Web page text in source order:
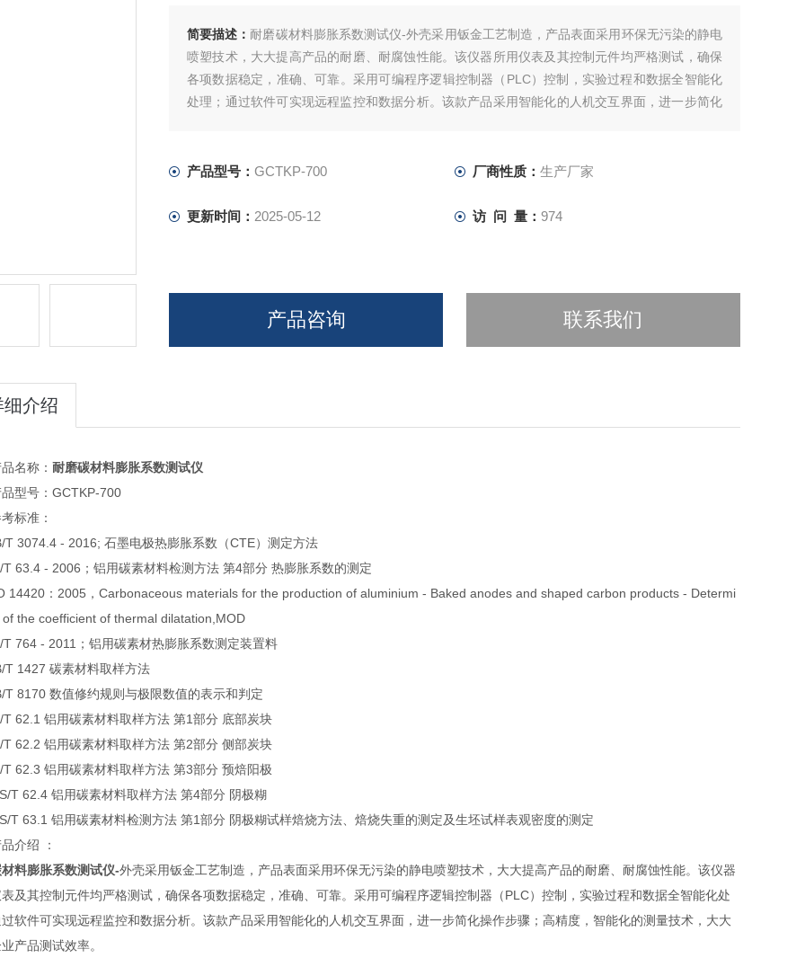
简要描述： 耐磨碳材料膨胀系数测试仪-外壳采用钣金工艺制造，产品表面采用环保无污染的静电
喷塑技术，大大提高产品的耐磨、耐腐蚀性能。该仪器所用仪表及其控制元件均严格测试，确保
各项数据稳定，准确、可靠。采用可编程序逻辑控制器（PLC）控制，实验过程和数据全智能化
处理；通过软件可实现远程监控和数据分析。该款产品采用智能化的人机交互界面，进一步简化
产品型号： GCTKP-700 厂商性质： 生产厂家
更新时间： 2025-05-12 访 问 量： 974
产品咨询 联系我们
细介绍
名称： 耐磨碳材料膨胀系数测试仪
型号：GCTKP-700
标准：
T 3074.4 - 2016; 石墨电极热膨胀系数（CTE）测定方法
T 63.4 - 2006；铝用碳素材料检测方法 第4部分 热膨胀系数的测定
14420：2005，Carbonaceous materials for the production of aluminium - Baked anodes and shaped carbon products - Determi
the coefficient of thermal dilatation,MOD
T 764 - 2011；铝用碳素材热膨胀系数测定装置料
T 1427 碳素材料取样方法
T 8170 数值修约规则与极限数值的表示和判定
T 62.1 铝用碳素材料取样方法 第1部分 底部炭块
T 62.2 铝用碳素材料取样方法 第2部分 侧部炭块
T 62.3 铝用碳素材料取样方法 第3部分 预焙阳极
T 62.4 铝用碳素材料取样方法 第4部分 阴极糊
T 63.1 铝用碳素材料检测方法 第1部分 阴极糊试样焙烧方法、焙烧失重的测定及生坯试样表观密度的测定
介绍 ：
料膨胀系数测试仪-外壳采用钣金工艺制造，产品表面采用环保无污染的静电喷塑技术，大大提高产品的耐磨、耐腐蚀性能。该仪器
及其控制元件均严格测试，确保各项数据稳定，准确、可靠。采用可编程序逻辑控制器（PLC）控制，实验过程和数据全智能化处
软件可实现远程监控和数据分析。该款产品采用智能化的人机交互界面，进一步简化操作步骤；高精度，智能化的测量技术，大大
产品测试效率。